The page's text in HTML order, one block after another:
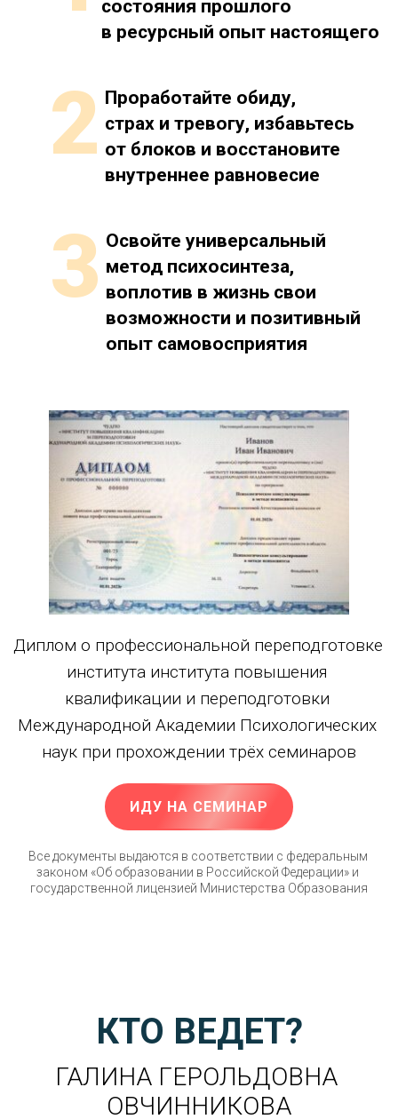
состояния прошлого
в ресурсный опыт настоящего
2 Проработайте обиду,
страх и тревогу, избавьтесь
от блоков и восстановите
внутреннее равновесие
3 Освойте универсальный
метод психосинтеза,
воплотив в жизнь свои
возможности и позитивный
опыт самовосприятия
Диплом о профессиональной переподготовке
института института повышения
квалификации и переподготовки
Международной Академии Психологических
наук при прохождении трёх семинаров
ИДУ НА СЕМИНАР
Все документы выдаются в соответствии с федеральным
законом «Об образовании в Российской Федерации» и
государственной лицензией Министерства Образования
КТО ВЕДЕТ?
ГАЛИНА ГЕРОЛЬДОВНА
ОВЧИННИКОВА